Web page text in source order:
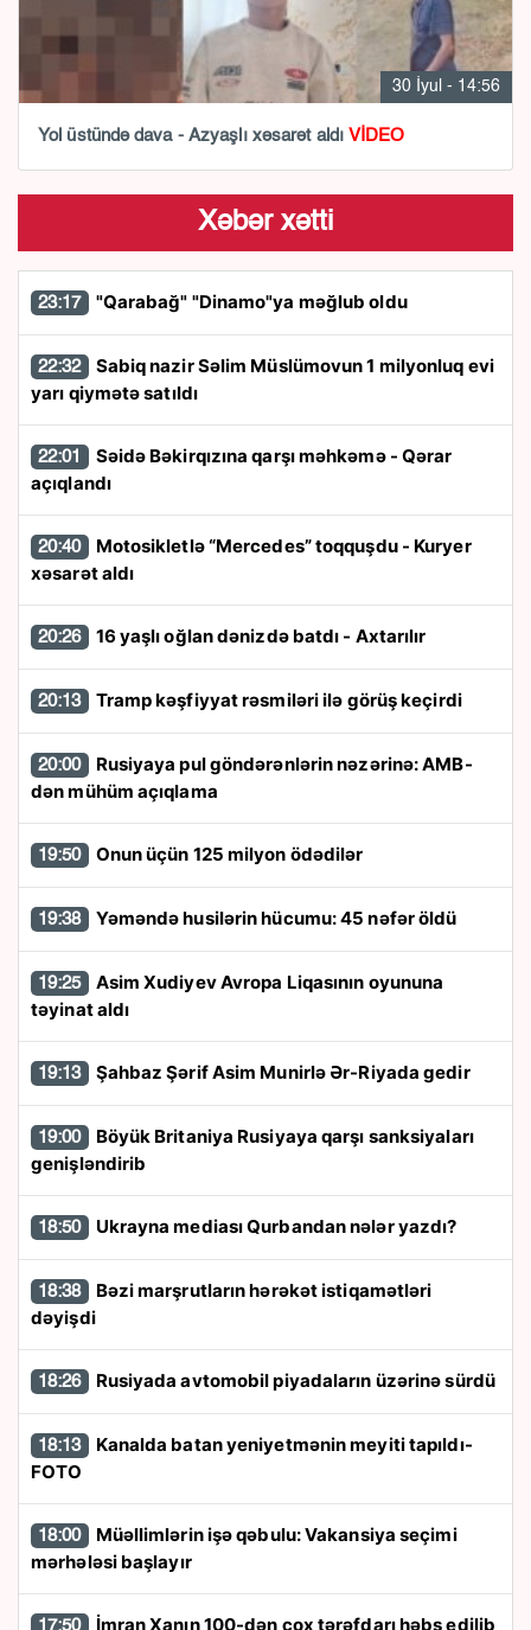
30 İyul - 14:56
Yol üstündə dava - Azyaşlı xəsarət aldı VİDEO
Xəbər xətti
23:17 "Qarabağ" "Dinamo"ya məğlub oldu
22:32
yarı qiymətə satıldı
22:01
açıqlandı
20:40
xəsarət aldı
20:26 16 yaşlı oğlan dənizdə batdı - Axtarılır
20:13 Tramp kəşfiyyat rəsmiləri ilə görüş keçirdi
20:00
dən mühüm açıqlama
19:50 Onun üçün 125 milyon ödədilər
19:38 Yəməndə husilərin hücumu: 45 nəfər öldü
19:25
təyinat aldı
19:13 Şahbaz Şərif Asim Munirlə Ər-Riyada gedir
19:00
genişləndirib
18:50 Ukrayna mediası Qurbandan nələr yazdı?
18:38
dəyişdi
18:26 Rusiyada avtomobil piyadaların üzərinə sürdü
18:13
FOTO
18:00
mərhələsi başlayır
17:50